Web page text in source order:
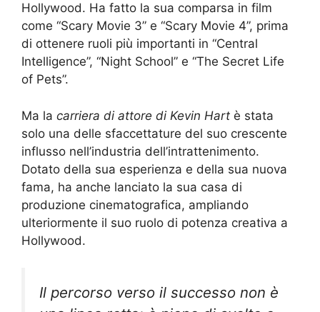
Hollywood. Ha fatto la sua comparsa in film
come “Scary Movie 3” e “Scary Movie 4”, prima
di ottenere ruoli più importanti in “Central
Intelligence”, “Night School” e “The Secret Life
of Pets”.
Ma la carriera di attore di Kevin Hart è stata
solo una delle sfaccettature del suo crescente
influsso nell’industria dell’intrattenimento.
Dotato della sua esperienza e della sua nuova
fama, ha anche lanciato la sua casa di
produzione cinematografica, ampliando
ulteriormente il suo ruolo di potenza creativa a
Hollywood.
Il percorso verso il successo non è